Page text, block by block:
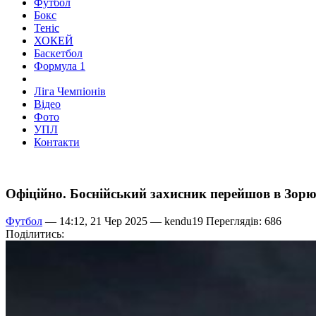
Футбол
Бокс
Теніс
ХОКЕЙ
Баскетбол
Формула 1
Ліга Чемпіонів
Відео
Фото
УПЛ
Контакти
Офіційно. Боснійський захисник перейшов в Зорю
Футбол — 14:12, 21 Чер 2025 — kendu19 Переглядів: 686
Поділитись: